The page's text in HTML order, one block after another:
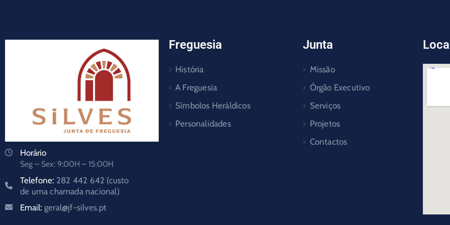
Horário
Seg – Sex: 9:00H – 15:00H
Telefone: 282 442 642 (custo
de uma chamada nacional)
Email: geral@jf-silves.pt
Freguesia
História
A Freguesia
Símbolos Heráldicos
Personalidades
Junta
Missão
Órgão Executivo
Serviços
Projetos
Contactos